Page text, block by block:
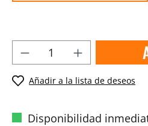
Añadir a la lista de deseos
Disponibilidad